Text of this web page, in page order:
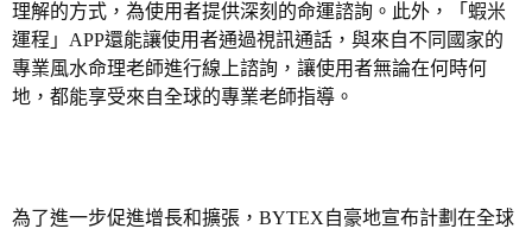
理解的方式 ， 為使用者提供深刻的命運諮詢。此外，「蝦米
運程」 APP還能讓使用者通過視訊通話 ， 與來自不同國家的
專業風水命理老師進行線 上諮詢， 讓使用者無論在何時何
地，都能享受來自全球的專業老師指導。
為了進一步促進增長和擴張， BYTEX自豪地宣布計劃在全球